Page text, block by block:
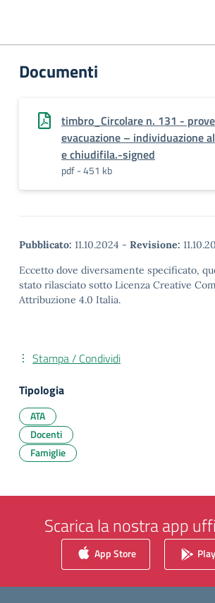
Documenti
timbro_Circolare n. 131 -
evacuazione – individuazione
e chiudifila.-signed
pdf - 451 kb
Pubblicato: 11.10.2024 - Revisione:
Eccetto dove diversamente specificato,
stato rilasciato sotto Licenza Creative
Attribuzione 4.0 Italia.
Stampa / Condividi
Tipologia
ATA
Docenti
Famiglie
Scarica la nostra app
App Store